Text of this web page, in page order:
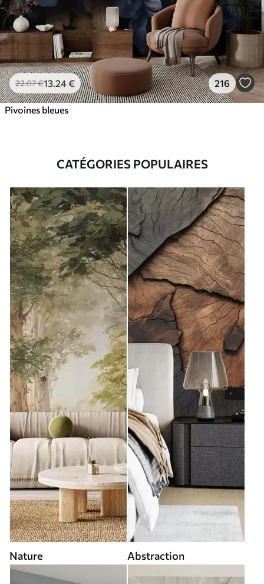
22.07€13 .24€ 216
Pivoines bleues
CATÉGORIES POPULAIRES
Nature Abstraction